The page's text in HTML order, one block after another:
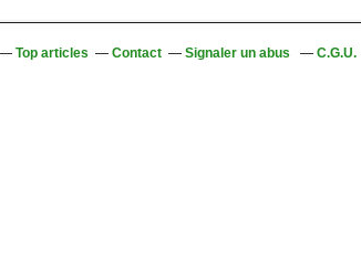
Top articles Contact Signaler un abus C.G.U.